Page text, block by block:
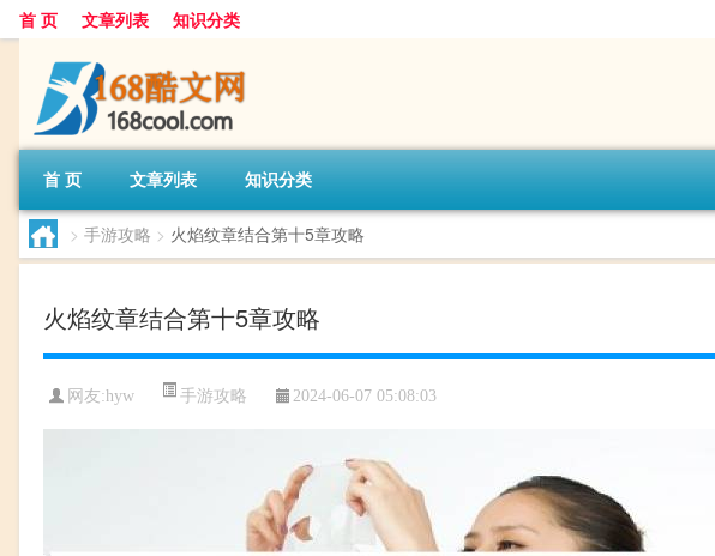
首 页 文章列表 知识分类
首 页 文章列表 知识分类
> 手游攻略 > 火焰纹章结合第十5章攻略
火焰纹章结合第十5章攻略
网友:hyw 手游攻略 2024-06-07 05:08:03